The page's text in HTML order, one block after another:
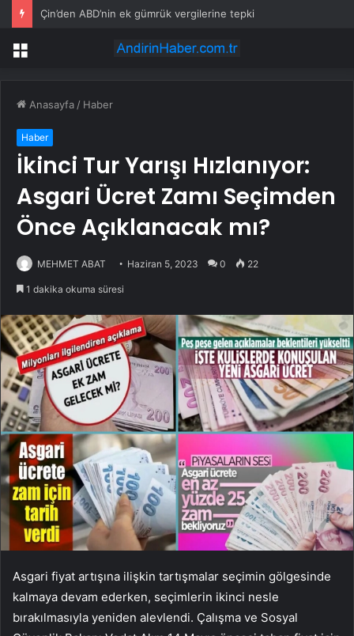
Çin’den ABD’nin ek gümrük vergilerine tepki
Menü
Anasayfa / Haber
Haber
İkinci Tur Yarışı Hızlanıyor:
Asgari Ücret Zamı Seçimden
Önce Açıklanacak mı?
MEHMET ABAT Haziran 5, 2023 0 22
1 dakika okuma süresi
Asgari fiyat artışına ilişkin tartışmalar seçimin gölgesinde
kalmaya devam ederken, seçimlerin ikinci nesle
bırakılmasıyla yeniden alevlendi. Çalışma ve Sosyal